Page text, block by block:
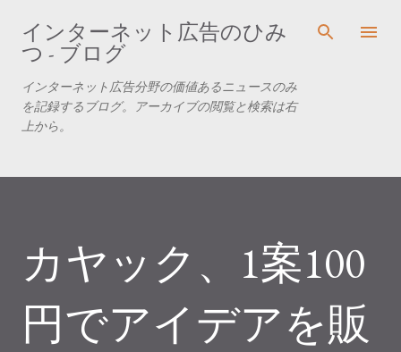
スキップしてメイン コンテンツに移動
インターネット広告のひみ
つ - ブログ
インターネット広告分野の価値あるニュースのみ
を記録するブログ。アーカイブの閲覧と検索は右
上から。
カヤック、1案100
円でアイデアを販